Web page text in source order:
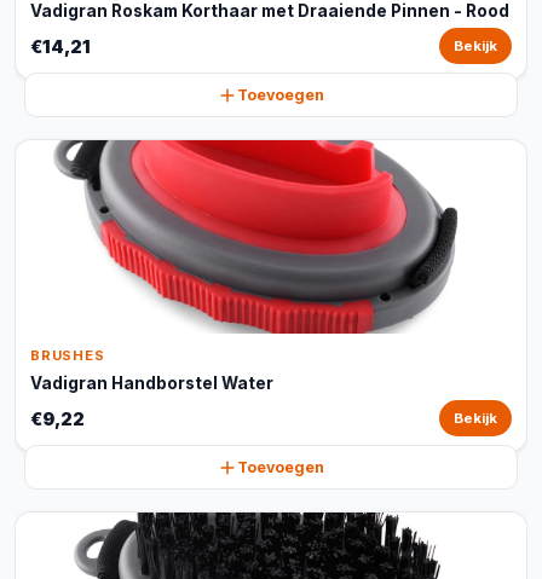
Vadigran Roskam Korthaar met Draaiende Pinnen - Rood
€14,21 Bekijk
Toevoegen
BRUSHES
Vadigran Handborstel Water
€9,22 Bekijk
Toevoegen